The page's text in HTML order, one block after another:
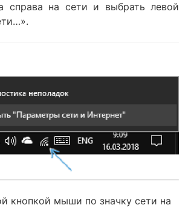
справа на сети и выбрать левой
кнопкой мыши по значку сети на